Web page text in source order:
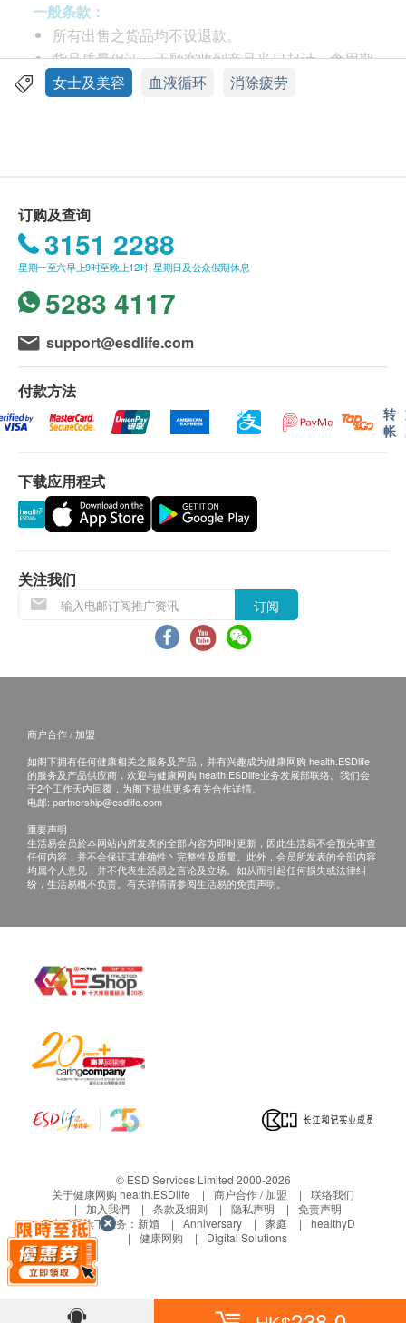
产地
美国
功效
改善手足冷冷
美肌养颜
补血滋阴
改善头晕
消除疲劳
主要成份
三大西方调补成分:
欧洲神花圣洁莓、美国专利红葡萄叶、
美国FDA安全食品红花苜蓿
三大西方造血成分:
专利甘胺酸亚铁、叶酸、西印度樱桃
先调: 调理经期不顺及不适后补: 补血、红润面色、
美肌
专利甘胺酸亚铁(Ferrochel)
适用人士
月经不适问题(忧郁、情绪不稳、头痛、乳房疼痛)
月事不调问题(周期流量过多或过少、闭经)
使用方法
每日1次,每次2粒,餐后服用
注意事项
储存方法
一般条款：
所有出售之货品均不设退款。
货品质量保证，于顾客收到产品当日起计，食用期
应最少有12个月或以上。
送货条款：
购买 乐道 / 扶正气 产品总额满HK$600，即可享本
地免费送货服务。账单总额未满HK$600需附加
HK$50运费。
我们将于确定订单后3个工作天内安排发货。
不排除运送时间会因节日而有所影响。当八号烈风
讯号悬挂或黑色暴雨警告生效时，送货服务时间将
会延迟。
所有订单须视乎相关货品的供应情况再作最后确
认。倘若健康网购health.ESDlife未能提供任何订
受该订单，并且会于送货前透过电话或电邮通知顾
客再作安排。
退换条款：
当顾客收取已订购之货品时，有责任检查货品是否
有损毁情况，一经确认签收，恕不接受退换。
退换产品必须包装完整，如退换之产品有任何残缺
人药业 客户服务部跟进。
电邮: crmsa@chinesepharm.com.hk
女士及美容 血液循环 消除疲劳
订购及查询
3151 2288
星期一至六早上9时至晚上12时; 星期日及公众假期休息
5283 4117
support@esdlife.com
付款方法
转
帐
下载应用程式
关注我们
订阅
商户合作 / 加盟
如阁下拥有任何健康相关之服务及产品，并有兴趣成为健康网购 health.ESDlife
的服务及产品供应商，欢迎与健康网购 health.ESDlife业务发展部联络。我们会
于2个工作天内回覆，为阁下提供更多有关合作详情。
电邮: partnership@esdlife.com
重要声明：
生活易会员於本网站内所发表的全部内容为即时更新，因此生活易不会预先审查
任何内容，并不会保证其准确性丶完整性及质量。此外，会员所发表的全部内容
均属个人意见，并不代表生活易之言论及立场。如从而引起任何损失或法律纠
纷，生活易概不负责。有关详情请参阅生活易的免责声明。
© ESD Services Limited 2000-2026
关于健康网购 health.ESDlife
商户合作 / 加盟
联络我们
加入我們
条款及细则 隐私声明
免责声明
生活易旗下业务： 新婚 Anniversary 家庭
healthyD
健康网购
Digital Solutions